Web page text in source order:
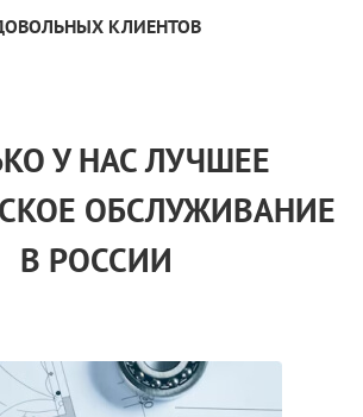
КЛИЕНТОВ
У НАСЛУЧШЕЕ
ОБСЛУЖИВАНИЕ
В РОССИИ